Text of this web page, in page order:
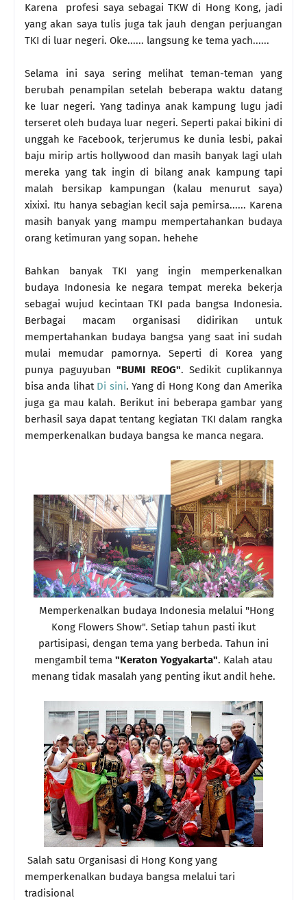
Karena profesi saya sebagai TKW di Hong Kong, jadi
yang akan saya tulis juga tak jauh dengan perjuangan
TKI di luar negeri. Oke...... langsung ke tema yach......
Selama ini saya sering melihat teman-teman yang
berubah penampilan setelah beberapa waktu datang
ke luar negeri. Yang tadinya anak kampung lugu jadi
terseret oleh budaya luar negeri. Seperti pakai bikini di
unggah ke Facebook, terjerumus ke dunia lesbi, pakai
baju mirip artis hollywood dan masih banyak lagi ulah
mereka yang tak ingin di bilang anak kampung tapi
malah bersikap kampungan (kalau menurut saya)
xixixi. Itu hanya sebagian kecil saja pemirsa...... Karena
masih banyak yang mampu mempertahankan budaya
orang ketimuran yang sopan. hehehe
Bahkan banyak TKI yang ingin memperkenalkan
budaya Indonesia ke negara tempat mereka bekerja
sebagai wujud kecintaan TKI pada bangsa Indonesia.
Berbagai macam organisasi didirikan untuk
mempertahankan budaya bangsa yang saat ini sudah
mulai memudar pamornya. Seperti di Korea yang
punya paguyuban "BUMI REOG". Sedikit cuplikannya
bisa anda lihat Di sini. Yang di Hong Kong dan Amerika
juga ga mau kalah. Berikut ini beberapa gambar yang
berhasil saya dapat tentang kegiatan TKI dalam rangka
memperkenalkan budaya bangsa ke manca negara.
Memperkenalkan budaya Indonesia melalui "Hong
Kong Flowers Show". Setiap tahun pasti ikut
partisipasi, dengan tema yang berbeda. Tahun ini
mengambil tema "Keraton Yogyakarta". Kalah atau
menang tidak masalah yang penting ikut andil hehe.
Salah satu Organisasi di Hong Kong yang
memperkenalkan budaya bangsa melalui tari
tradisional